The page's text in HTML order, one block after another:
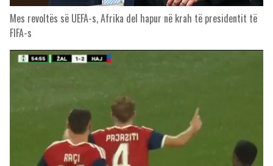
Mes revoltës së UEFA-s, Afrika del hapur në krah të presidentit të
FIFA-s